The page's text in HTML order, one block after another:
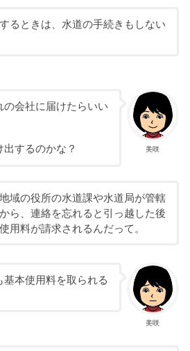
るときは、水道の手続きもしない
美咲
の会社に届けたらいい
するのかな？
域の役所の水道課や水道局が管轄
ら、連絡を忘れると引っ越した後
用料が請求されるんだって。
美咲
本使用料を取られる